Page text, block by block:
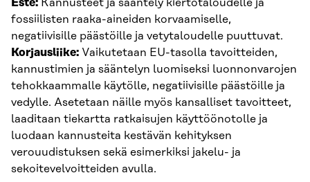
Este: Kannusteet ja sääntely kiertotaloudelle ja
fossiilisten raaka-aineiden korvaamiselle,
negatiivisille päästöille ja vetytaloudelle puuttuvat.
Korjausliike: Vaikutetaan EU-tasolla tavoitteiden,
kannustimien ja sääntelyn luomiseksi luonnonvarojen
tehokkaammalle käytölle, negatiivisille päästöille ja
vedylle. Asetetaan näille myös kansalliset tavoitteet,
laaditaan tiekartta ratkaisujen käyttöönotolle ja
luodaan kannusteita kestävän kehityksen
verouudistuksen sekä esimerkiksi jakelu- ja
sekoitevelvoitteiden avulla.